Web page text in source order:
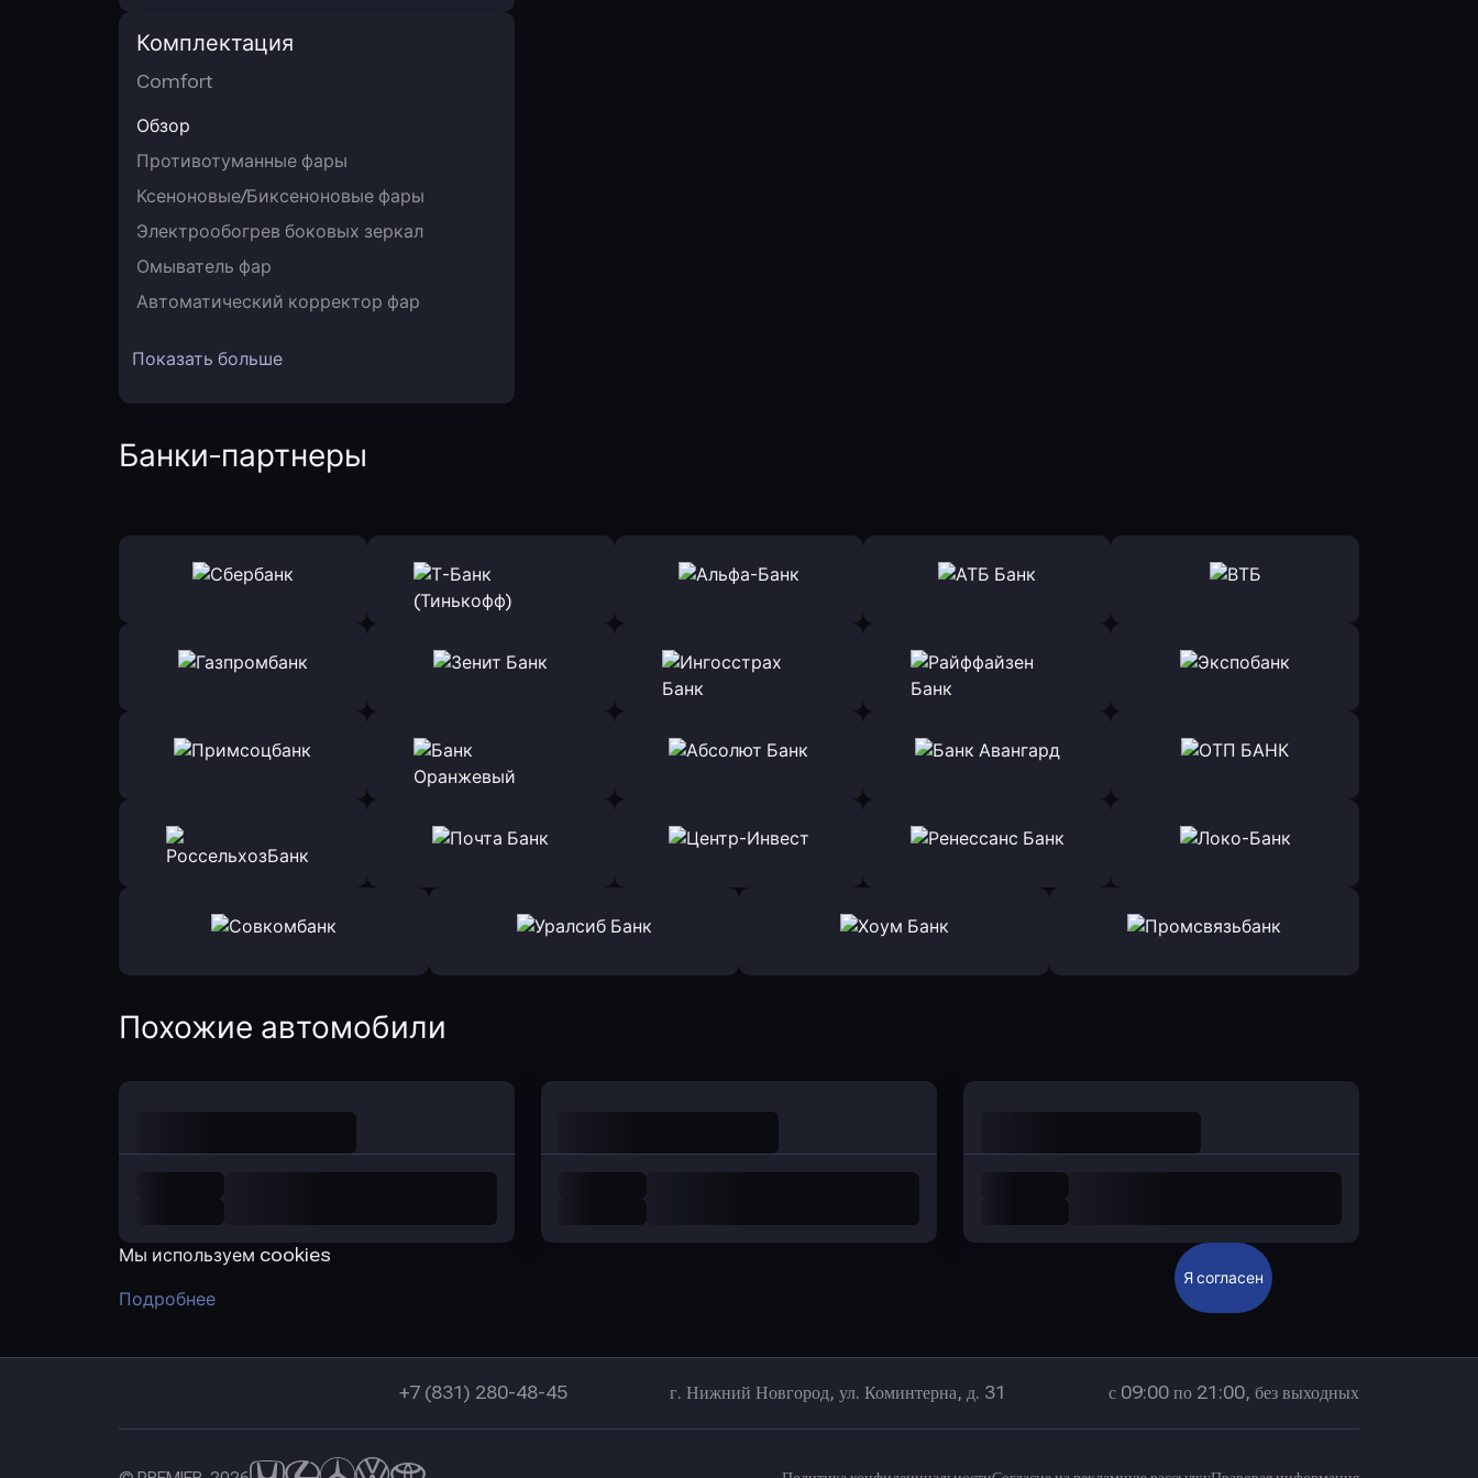
Комплектация
Comfort
Обзор
Противотуманные фары
Ксеноновые/Биксеноновые фары
Электрообогрев боковых зеркал
Омыватель фар
Автоматический корректор фар
Показать больше
Банки-партнеры
Оправить заявку
в Сбербанк
Оправить заявку
Оправить заявку
в Альфа-Банк
Оправить заявку
в АТБ Банк
Оправить заявку
Оправить заявку
в Газпромбанк
Оправить заявку
в Зенит Банк
Оправить заявку
Оправить заявку
в Райффайзен Банк
Оправить заявку
Оправить заявку
в Примсоцбанк
Оправить заявку
Оправить заявку
в Абсолют Банк
Оправить заявку
Оправить заявку
Оправить заявку
Оправить заявку
в Почта Банк
Оправить заявку
Оправить заявку
в Совкомбанк
Похожие автомобили
Мы используем cookies
Подробнее
Я согласен
+7 (831) 280-48-45 г. Нижний Новгород, ул. Коминтерна, д. 31 с 09:00 по 21:00, без выходных